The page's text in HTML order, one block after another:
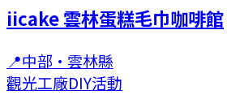
iicake 雲林蛋糕毛巾咖啡館
📍中部 · 雲林縣
觀光工廠DIY活動